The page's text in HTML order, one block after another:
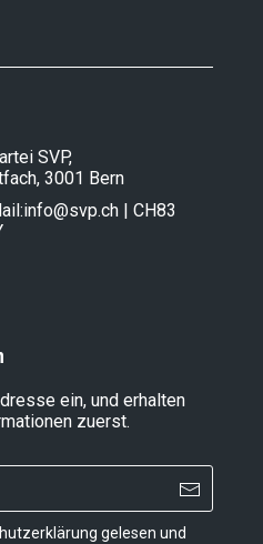
SVP,
3001 Bern
info@svp.ch | CH83
ein, und erhalten
zuerst.
gelesen und